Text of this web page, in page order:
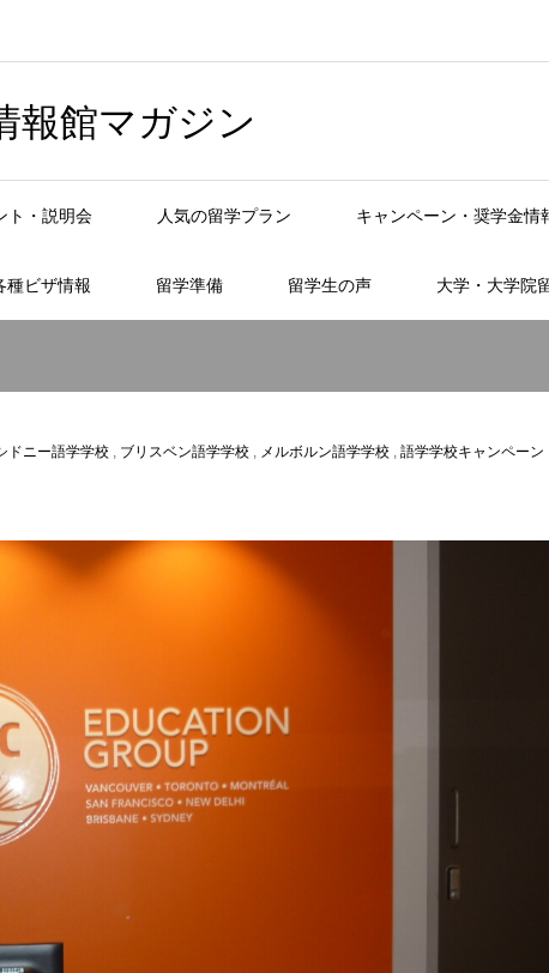
報館マガジン
ト・説明会 人気の留学プラン キャンペーン・奨学金情
種ビザ情報 留学準備 留学生の声 大学・大学院
ドニー語学学校 , ブリスベン語学学校 , メルボルン語学学校 , 語学学校キャンペーン